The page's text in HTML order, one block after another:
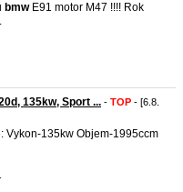
bmwE91 motor M47 !!!! Rok
135kw, Sport ... - TOP - [6.8.
Vykon-135kw Objem-1995ccm